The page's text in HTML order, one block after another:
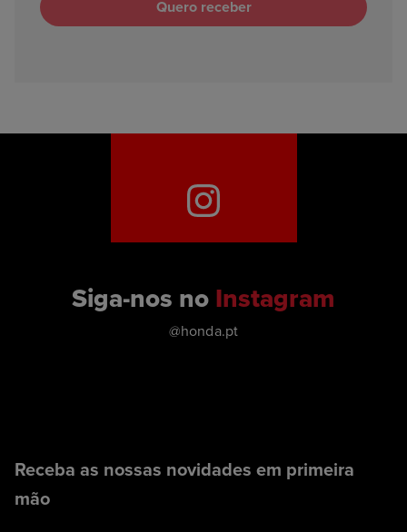
Siga-nos no Instagram
@honda.pt
Receba as nossas novidades em primeira
mão